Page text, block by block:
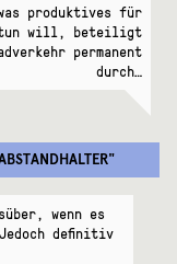
produktives für
tun will, beteiligt
permanent
durch…
"
wenn es
definitiv